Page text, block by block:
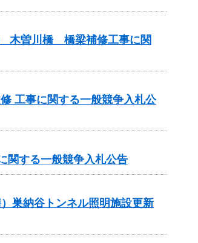
木曽川橋 橋梁補修工事に関
工事に関する一般競争入札公
関する一般競争入札公告
巣納谷トンネル照明施設更新